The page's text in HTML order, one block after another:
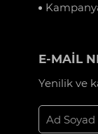
E-MAİL
Yenilik ve